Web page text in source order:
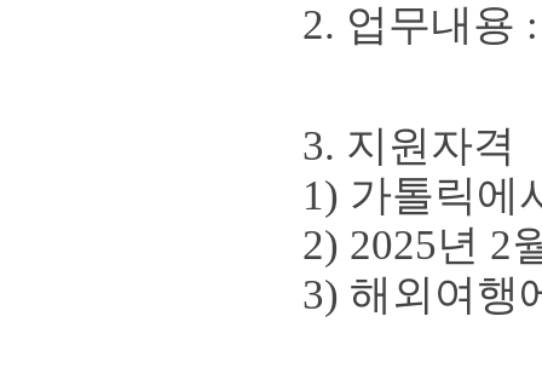
2. 업무내용
3. 지원자격
1) 가톨릭에
2) 2025년 2
3) 해외여행